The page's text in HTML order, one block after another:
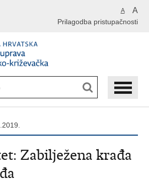
A A
Prilagodba pristupačnosti
Zabilježena krađa